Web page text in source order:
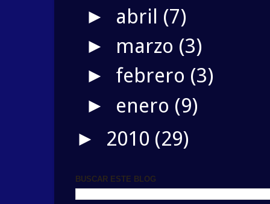
► abril (7)
► marzo (3)
► febrero (3)
► enero (9)
► 2010 (29)
BUSCAR ESTE BLOG